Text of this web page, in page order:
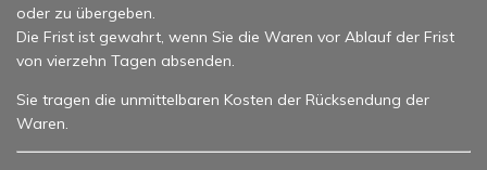
oder zu übergeben.
Die Frist ist gewahrt, wenn Sie die Waren vor Ablauf der Frist
von vierzehn Tagen absenden.
Sie tragen die unmittelbaren Kosten der Rücksendung der
Waren.